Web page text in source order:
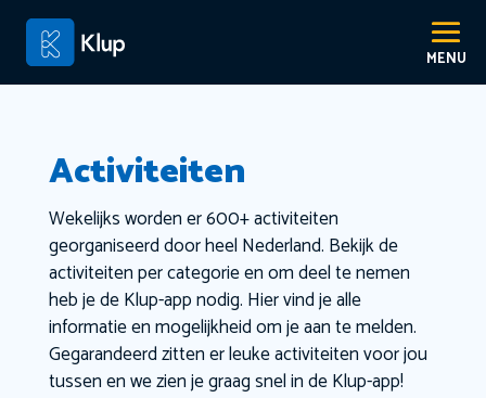
Activiteiten
Wekelijks worden er 600+ activiteiten
georganiseerd door heel Nederland. Bekijk de
activiteiten per categorie en om deel te nemen
heb je de Klup-app nodig. Hier vind je alle
informatie en mogelijkheid om je aan te melden.
Gegarandeerd zitten er leuke activiteiten voor jou
tussen en we zien je graag snel in de Klup-app!